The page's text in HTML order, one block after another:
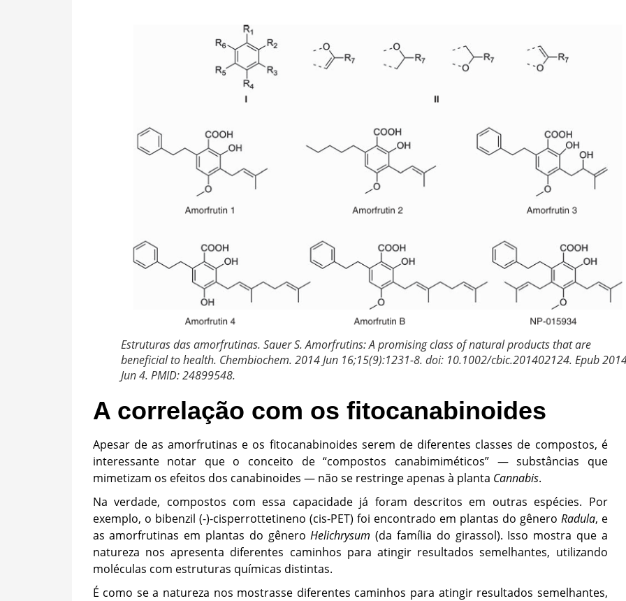
Estruturas das amorfrutinas. Sauer S. Amorfrutins: A promising class of natural products that are
beneficial to health. Chembiochem. 2014 Jun 16;15(9):1231-8. doi: 10.1002/cbic.201402124. Epub
Jun 4. PMID: 24899548.
A correlação com os fitocanabinoides
Apesar de as amorfrutinas e os fitocanabinoides serem de diferentes classes de compostos, é
interessante notar que o conceito de“compostos canabimiméticos” — substâncias que
mimetizam os efeitos dos canabinoides — não se restringe apenas à planta Cannabis.
Na verdade, compostos com essa capacidade já foram descritos em outras espécies. Por
exemplo, o bibenzil (-)-cisperrottetineno (cis-PET) foi encontrado em plantas do gênero Radula, e
as amorfrutinas em plantas do gêneroHelichrysum (da família do girassol). Isso mostra que a
natureza nos apresenta diferentes caminhos para atingir resultados semelhantes, utilizando
moléculas com estruturas químicas distintas.
É como se a natureza nos mostrasse diferentes caminhos para atingir resultados semelhantes,